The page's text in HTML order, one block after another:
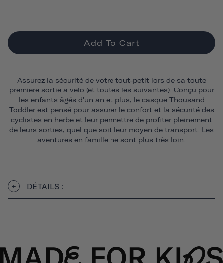
Add To Cart
Assurez la sécurité de votre tout-petit lors de sa toute
première sortie à vélo (et toutes les suivantes). Conçu pour
les enfants âgés d'un an et plus, le casque Thousand
Toddler est pensé pour assurer le confort et la sécurité des
cyclistes en herbe et leur permettre de profiter pleinement
de leurs sorties, quel que soit leur moyen de transport. Les
aventures en famille ne sont plus très loin.
DÉTAILS :